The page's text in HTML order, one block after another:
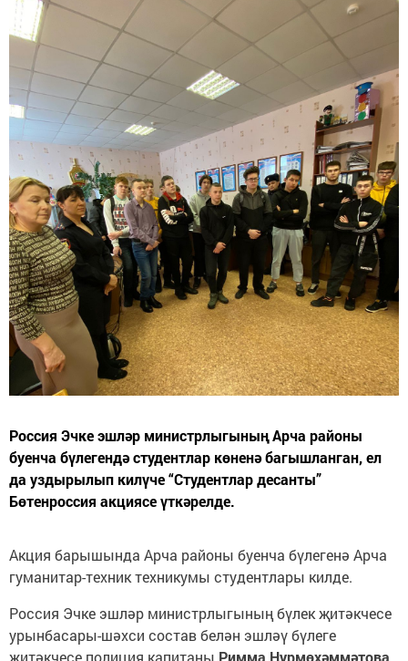
Россия Эчке эшләр министрлыгының Арча районы
буенча бүлегендә студентлар көненә багышланган, ел
да уздырылып килүче “Студентлар десанты”
Бөтенроссия акциясе үткәрелде.
Акция барышында Арча районы буенча бүлегенә Арча
гуманитар-техник техникумы студентлары килде.
Россия Эчке эшләр министрлыгының бүлек җитәкчесе
урынбасары-шәхси состав белән эшләү бүлеге
җитәкчесе полиция капитаны Римма Нурмөхәммәтова